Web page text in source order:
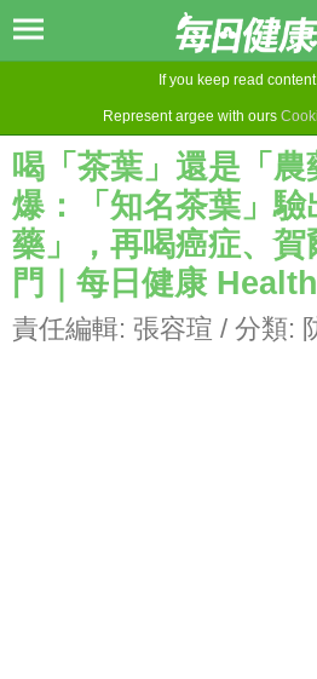
If you keep read
Represent argee with ours
喝「茶葉」還是「
爆：「知名茶葉」驗
藥」，再喝癌症、
門｜每日健康 Health
責任編輯: 張容瑄 / 分類: